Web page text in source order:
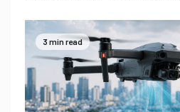
3 min read